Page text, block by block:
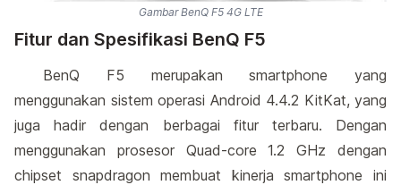
Gambar BenQ F5 4G LTE
Fitur dan Spesifikasi BenQ F5
BenQ F5 merupakan smartphone yang
menggunakan sistem operasi Android 4.4.2 KitKat, yang
juga hadir dengan berbagai fitur terbaru. Dengan
menggunakan prosesor Quad-core 1.2 GHz dengan
chipset snapdragon membuat kinerja smartphone ini